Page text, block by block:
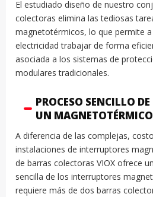
El estudiado diseño de nuestro
colectoras elimina las tediosas
magnetotérmicos, lo que permite
electricidad trabajar de forma
asociada a los sistemas de
modulares tradicionales.
PROCESO SENCILLO
UN MAGNETOTÉRMICO
A diferencia de las complejas,
instalaciones de interruptores
de barras colectoras VIOX ofrece
sencilla de los interruptores
requiere más de dos barras